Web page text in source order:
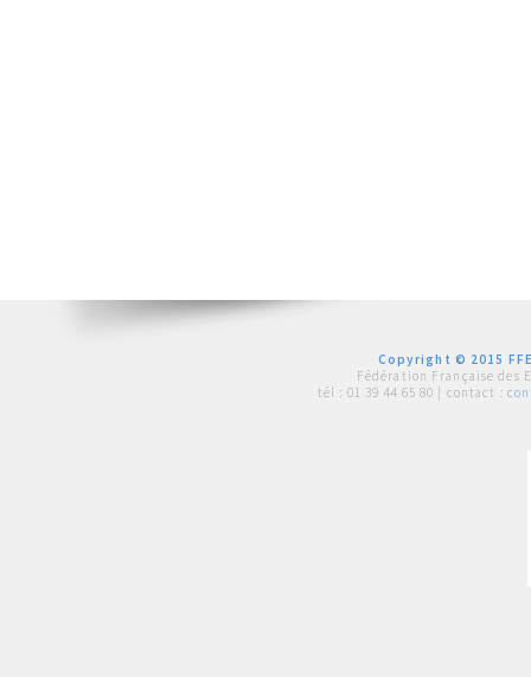
Copyright © 2015
Fédération Française des
tél : 01 39 44 65 80 | contact :